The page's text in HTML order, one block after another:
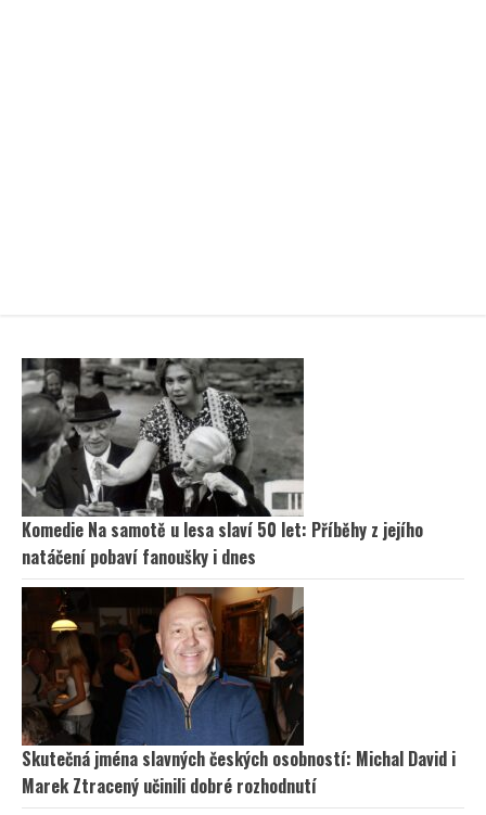
Komedie Na samotě u lesa slaví 50 let: Příběhy z jejího
natáčení pobaví fanoušky i dnes
Skutečná jména slavných českých osobností: Michal David i
Marek Ztracený učinili dobré rozhodnutí